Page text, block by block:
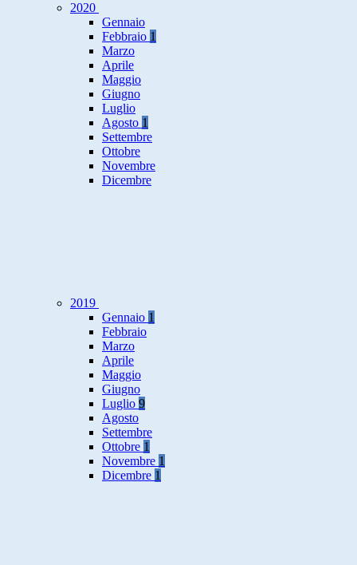
2020
Gennaio
Febbraio 1
Marzo
Aprile
Maggio
Giugno
Luglio
Agosto 1
Settembre
Ottobre
Novembre
Dicembre
2019
Gennaio 1
Febbraio
Marzo
Aprile
Maggio
Giugno
Luglio 9
Agosto
Settembre
Ottobre 1
Novembre 1
Dicembre 1